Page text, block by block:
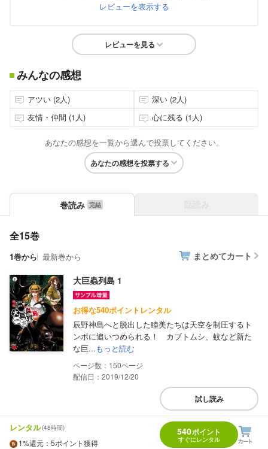
レビューを表示する
レビューを見る
みんなの感想
アツい (2人)
深い (2人)
友情・仲間 (1人)
心に残る (1人)
あなたの感想を一覧から選んで投票してください。
あなたの感想を投票する
巻読み
全15巻
1巻から 最新巻から まとめてカート
大巨蟲列島 1
お得な540ポイントレンタル
辰野神島へと脱出した睦美たちは天空を制圧するト
ンボに追いつめられる！ カブトムシ、蚊など新た
な巨...もっと読む
150
配信日：2019/12/20
試し読み
レンタル(48時間)
1%還元 ：5ポイント獲得
540ポイント
すぐにレンタル